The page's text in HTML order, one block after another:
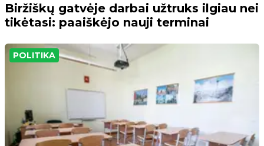
Biržiškų gatvėje darbai užtruks ilgiau nei
tikėtasi: paaiškėjo nauji terminai
POLITIKA